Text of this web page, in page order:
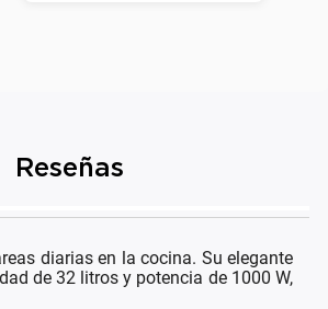
Reseñas
diarias en la cocina. Su elegante
de 32 litros y potencia de 1000 W,